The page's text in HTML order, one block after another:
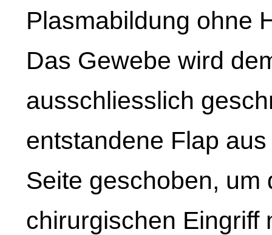
Plasmabildung ohne
Das Gewebe wird
ausschliesslich
entstandene Flap
Seite geschoben, um
chirurgischen Eingriff